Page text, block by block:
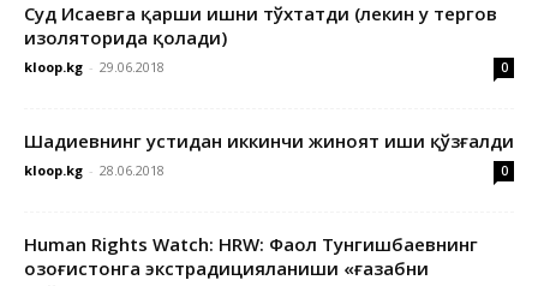
Суд Исаевга қарши ишни тўхтатди (лекин у тергов
изоляторида қолади)
kloop.kg - 29.06.2018 0
Шадиевнинг устидан иккинчи жиноят иши қўзғалди
kloop.kg - 28.06.2018 0
Human Rights Watch: HRW: Фаол Тунгишбаевнинг
Қозоғистонга экстрадицияланиши «ғазабни